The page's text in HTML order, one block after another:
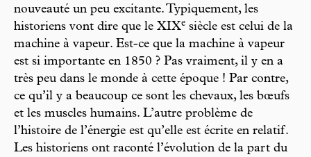
nouveauté un peu excitante. Typiquement, les
historiens vont dire que le XIXe siècle est celui de la
machine à vapeur. Est-ce que la machine à vapeur
est si importante en 1850 ? Pas vraiment, il y en a
très peu dans le monde à cette époque ! Par contre,
ce qu’il y a beaucoup ce sont les chevaux, les bœufs
et les muscles humains. L’autre problème de
l’histoire de l’énergie est qu’elle est écrite en relatif.
Les historiens ont raconté l’évolution de la part du